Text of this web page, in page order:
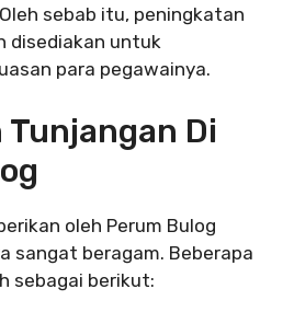
sebab itu, peningkatan
disediakan untuk
para pegawainya.
Tunjangan Di
oleh Perum Bulog
sangat beragam. Beberapa
sebagai berikut: